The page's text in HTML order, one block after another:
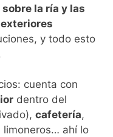
la ría y las
exteriores
y todo esto
cuenta con
dentro del
cafetería,
limoneros… ahí lo